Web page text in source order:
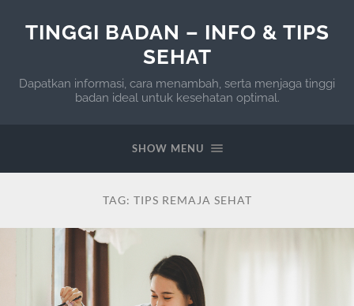
TINGGI BADAN – INFO & TIPS
SEHAT
Dapatkan informasi, cara menambah, serta menjaga tinggi
badan ideal untuk kesehatan optimal.
SHOW MENU
TAG: TIPS REMAJA SEHAT